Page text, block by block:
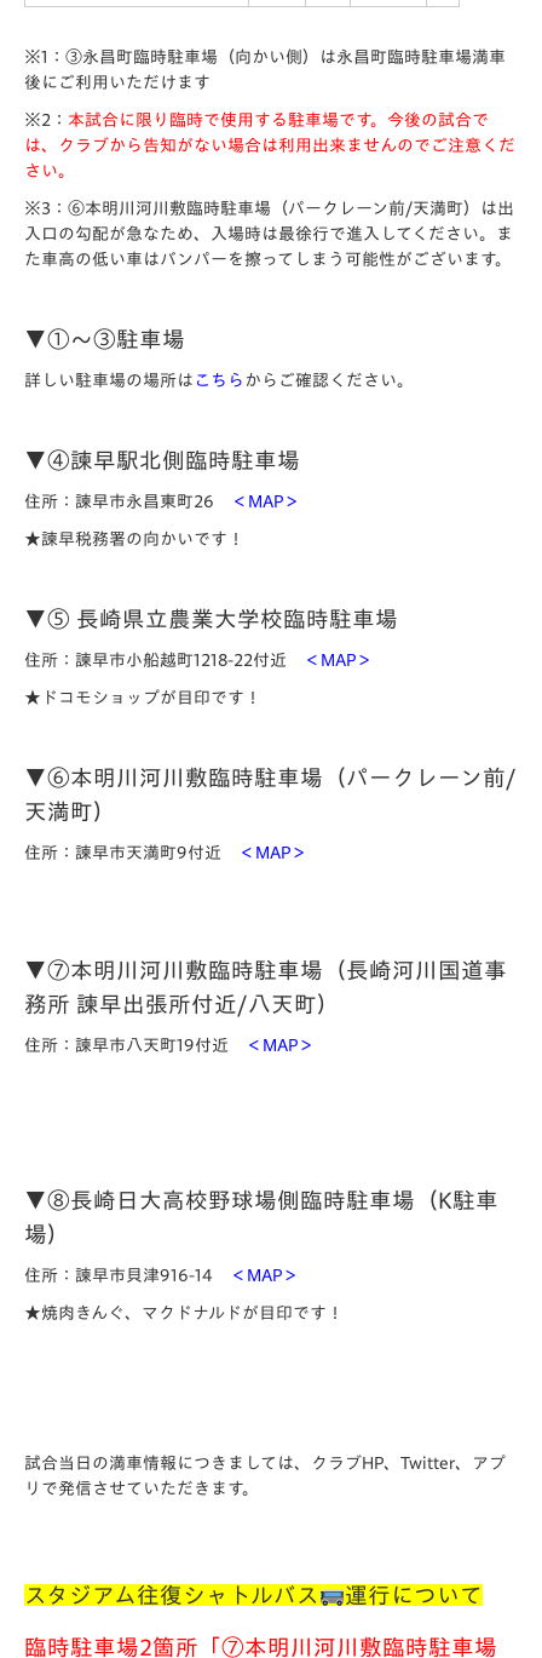
※1：③永昌町臨時駐車場（向かい側）は永昌町臨時駐車場満車
後にご利用いただけます
※2： 本試合に限り臨時で使用する駐車場です。今後の試合で
は、クラブから告知がない場合は利用出来ませんのでご注意くだ
さい。
※3：⑥本明川河川敷臨時駐車場（パークレーン前/天満町）は出
入口の勾配が急なため、入場時は最徐行で進入してください。ま
た車高の低い車はバンパーを擦ってしまう可能性がございます。
▼①～③駐車場
詳しい駐車場の場所は こちら からご確認ください。
▼④諫早駅北側臨時駐車場
住所：諫早市永昌東町26 ＜MAP＞
★諫早税務署の向かいです！
▼⑤ 長崎県立農業大学校臨時駐車場
住所：諫早市小船越町1218-22付近 ＜MAP＞
★ドコモショップが目印です！
▼⑥本明川河川敷臨時駐車場（パークレーン前/
天満町）
住所：諫早市天満町9付近 ＜MAP＞
▼⑦本明川河川敷臨時駐車場（長崎河川国道事
務所 諫早出張所付近/八天町）
住所：諫早市八天町19付近 ＜MAP＞
▼⑧長崎日大高校野球場側臨時駐車場（K駐車
場）
住所：諫早市貝津916-14 ＜MAP＞
★焼肉きんぐ、マクドナルドが目印です！
試合当日の満車情報につきましては、クラブHP、Twitter、アプ
リで発信させていただきます。
スタジアム往復シャトルバス 運行について
臨時駐車場2箇所「⑦本明川河川敷臨時駐車場